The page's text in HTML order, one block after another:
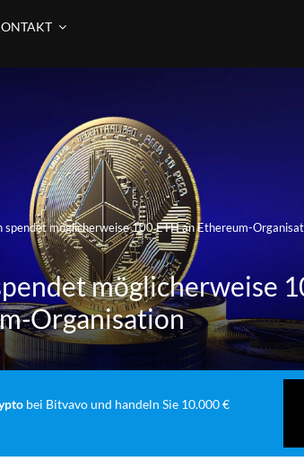
spendet möglicherweise 100 ETH an Ethereum-
möglicherweise
Organisation
bei Bitvavo und handeln Sie 10.000 €